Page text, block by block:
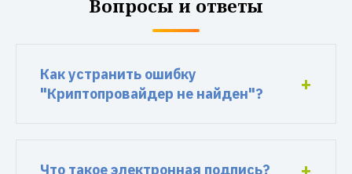
Вопросы и ответы
Как устранить ошибку
"Криптопровайдер не найден"?
Что такое электронная подпись?